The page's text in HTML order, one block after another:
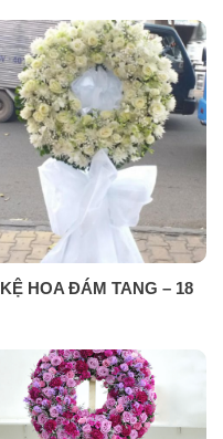
KỆ HOA ĐÁM TANG – 18